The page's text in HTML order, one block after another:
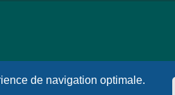
de navigation optimale.